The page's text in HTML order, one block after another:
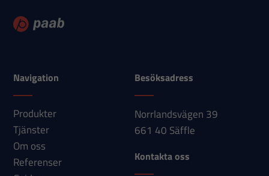
Navigation
Produkter
Tjänster
Om oss
Referenser
Besöksadress
Norrlandsvägen 39
661 40 Säffle
Kontakta oss
hemsidan
Upplevelse
hemsida ska